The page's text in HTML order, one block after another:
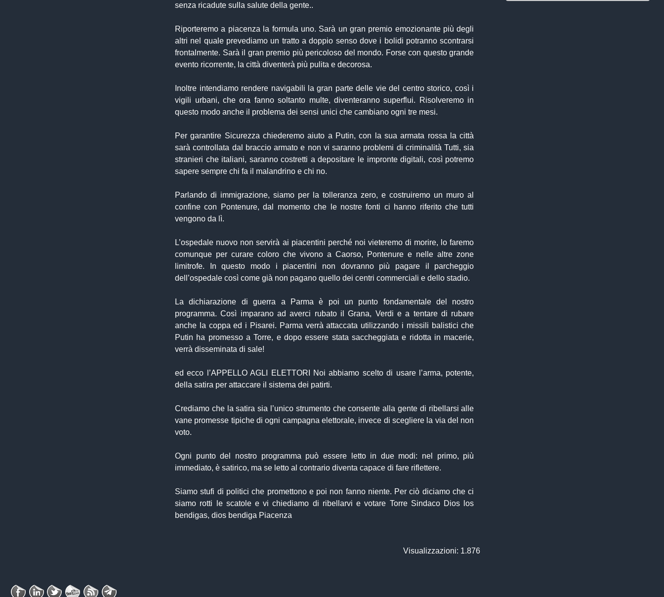
senza ricadute sulla salute della gente..
Riporteremo a piacenza la formula uno. Sarà un gran premio emozionante più degli
altri nel quale prevediamo un tratto a doppio senso dove i bolidi potranno scontrarsi
frontalmente. Sarà il gran premio più pericoloso del mondo. Forse con questo grande
evento ricorrente, la città diventerà più pulita e decorosa.
Inoltre intendiamo rendere navigabili la gran parte delle vie del centro storico, così i
vigili urbani, che ora fanno soltanto multe, diventeranno superflui. Risolveremo in
questo modo anche il problema dei sensi unici che cambiano ogni tre mesi.
Per garantire Sicurezza chiederemo aiuto a Putin, con la sua armata rossa la città
sarà controllata dal braccio armato e non vi saranno problemi di criminalità Tutti, sia
stranieri che italiani, saranno costretti a depositare le impronte digitali, così potremo
sapere sempre chi fa il malandrino e chi no.
Parlando di immigrazione, siamo per la tolleranza zero, e costruiremo un muro al
confine con Pontenure, dal momento che le nostre fonti ci hanno riferito che tutti
vengono da lì.
L’ospedale nuovo non servirà ai piacentini perché noi vieteremo di morire, lo faremo
comunque per curare coloro che vivono a Caorso, Pontenure e nelle altre zone
limitrofe. In questo modo i piacentini non dovranno più pagare il parcheggio
dell’ospedale così come già non pagano quello dei centri commerciali e dello stadio.
La dichiarazione di guerra a Parma è poi un punto fondamentale del nostro
programma. Così imparano ad averci rubato il Grana, Verdi e a tentare di rubare
anche la coppa ed i Pisarei. Parma verrà attaccata utilizzando i missili balistici che
Putin ha promesso a Torre, e dopo essere stata saccheggiata e ridotta in macerie,
verrà disseminata di sale!
ed ecco l’APPELLO AGLI ELETTORI Noi abbiamo scelto di usare l’arma, potente,
della satira per attaccare il sistema dei patirti.
Crediamo che la satira sia l’unico strumento che consente alla gente di ribellarsi alle
vane promesse tipiche di ogni campagna elettorale, invece di scegliere la via del non
voto.
Ogni punto del nostro programma può essere letto in due modi: nel primo, più
immediato, è satirico, ma se letto al contrario diventa capace di fare riflettere.
Siamo stufi di politici che promettono e poi non fanno niente. Per ciò diciamo che ci
siamo rotti le scatole e vi chiediamo di ribellarvi e votare Torre Sindaco Dios los
bendigas, dios bendiga Piacenza
Visualizzazioni: 1.876